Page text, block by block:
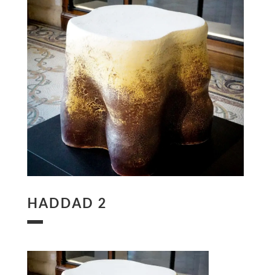
HADDAD 2